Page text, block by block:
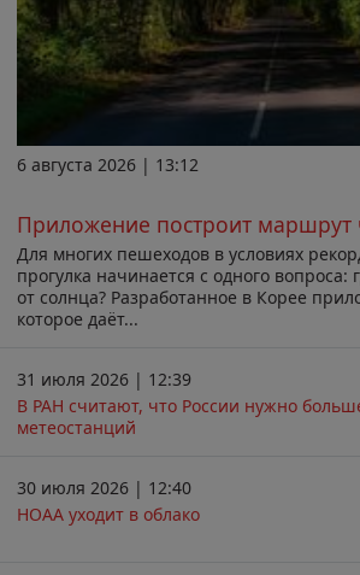
6 августа 2026 | 13:12
Приложение построит маршрут
Для многих пешеходов в условиях
прогулка начинается с одного вопроса:
от солнца? Разработанное в Корее
которое даёт...
31 июля 2026 | 12:39
В РАН считают, что России нужно
метеостанций
30 июля 2026 | 12:40
НОАА уходит в облако